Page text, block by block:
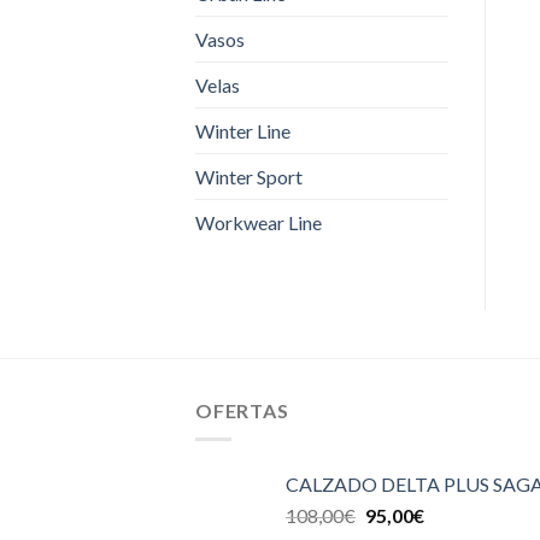
Vasos
Velas
Winter Line
Winter Sport
Workwear Line
OFERTAS
CALZADO DELTA PLUS
108,00€ 95,00€